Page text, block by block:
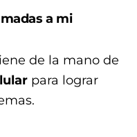
a mi
de la mano de
para lograr